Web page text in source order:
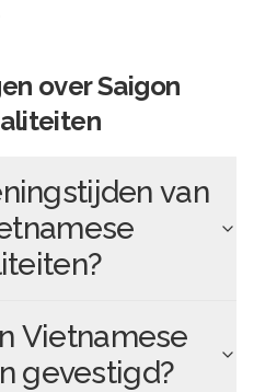
overSaigon
van
?
Vietnamese
gevestigd?